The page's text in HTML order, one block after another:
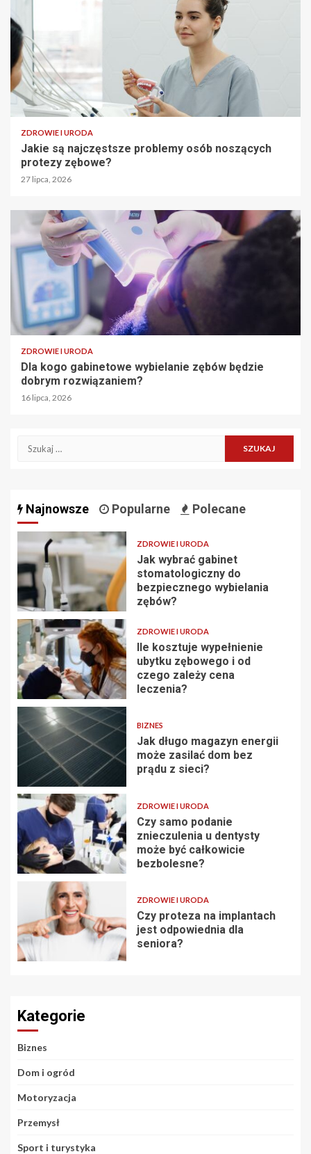
ZDROWIE I URODA
Jakie są najczęstsze problemy osób noszących
protezy zębowe?
27 lipca, 2026
ZDROWIE I URODA
Dla kogo gabinetowe wybielanie zębów będzie
dobrym rozwiązaniem?
16 lipca, 2026
Szukaj:
Najnowsze Popularne Polecane
ZDROWIE I URODA
Jak wybrać gabinet
stomatologiczny do
bezpiecznego wybielania
zębów?
ZDROWIE I URODA
Ile kosztuje wypełnienie
ubytku zębowego i od
czego zależy cena
leczenia?
BIZNES
Jak długo magazyn energii
może zasilać dom bez
prądu z sieci?
ZDROWIE I URODA
Czy samo podanie
znieczulenia u dentysty
może być całkowicie
bezbolesne?
ZDROWIE I URODA
Czy proteza na implantach
jest odpowiednia dla
seniora?
Kategorie
Biznes
Dom i ogród
Motoryzacja
Przemysł
Sport i turystyka